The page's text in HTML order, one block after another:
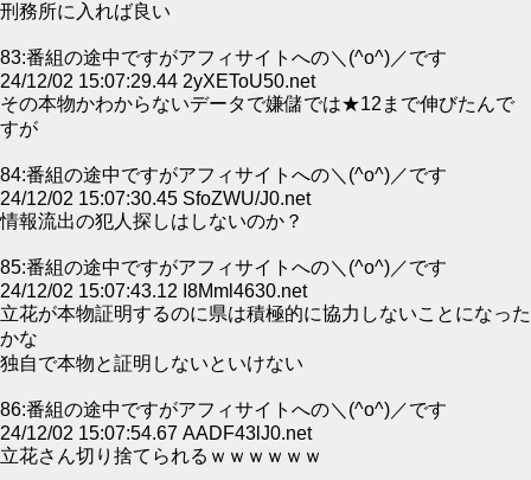
刑務所に入れば良い
83:番組の途中ですがアフィサイトへの＼(^o^)／です
24/12/02 15:07:29.44 2yXEToU50.net
その本物かわからないデータで嫌儲では★12まで伸びたんで
すが
84:番組の途中ですがアフィサイトへの＼(^o^)／です
24/12/02 15:07:30.45 SfoZWU/J0.net
情報流出の犯人探しはしないのか？
85:番組の途中ですがアフィサイトへの＼(^o^)／です
24/12/02 15:07:43.12 I8Mml4630.net
立花が本物証明するのに県は積極的に協力しないことになった
かな
独自で本物と証明しないといけない
86:番組の途中ですがアフィサイトへの＼(^o^)／です
24/12/02 15:07:54.67 AADF43lJ0.net
立花さん切り捨てられるｗｗｗｗｗｗ